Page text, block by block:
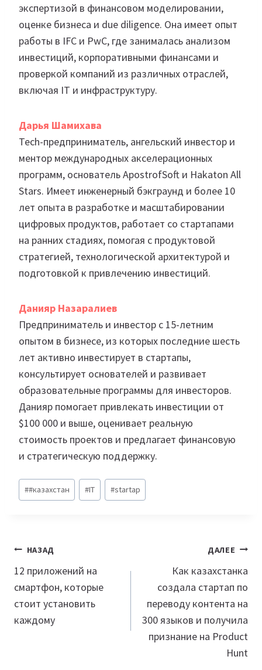
экспертизой в финансовом моделировании,
оценке бизнеса и due diligence. Она имеет опыт
работы в IFC и PwC, где занималась анализом
инвестиций, корпоративными финансами и
проверкой компаний из различных отраслей,
включая IT и инфраструктуру.
Дарья Шамихава
Tech-предприниматель, ангельский инвестор и
ментор международных акселерационных
программ, основатель ApostrofSoft и Hakaton All
Stars. Имеет инженерный бэкграунд и более 10
лет опыта в разработке и масштабировании
цифровых продуктов, работает со стартапами
на ранних стадиях, помогая с продуктовой
стратегией, технологической архитектурой и
подготовкой к привлечению инвестиций.
Данияр Назаралиев
Предприниматель и инвестор с 15-летним
опытом в бизнесе, из которых последние шесть
лет активно инвестирует в стартапы,
консультирует основателей и развивает
образовательные программы для инвесторов.
Данияр помогает привлекать инвестиции от
$100 000 и выше, оценивает реальную
стоимость проектов и предлагает финансовую
и стратегическую поддержку.
Метки
записи:
##казахстан #IT #startap
Навигация
по
записям
НАЗАД
12 приложений на
смартфон, которые
стоит установить
каждому
ДАЛЕЕ
Как казахстанка
создала стартап по
переводу контента на
300 языков и получила
признание на Product
Hunt